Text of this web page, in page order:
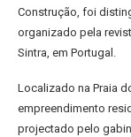
Construção, foi
organizado pela
Sintra, em Portugal.
Localizado na Praia
empreendimento
projectado pelo